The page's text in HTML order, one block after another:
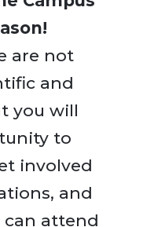
are not
and
you will
to
involved
and
can attend